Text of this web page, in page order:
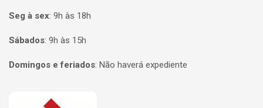
Seg à sex: 9h às 18h
Sábados: 9h às 15h
Domingos e feriados: Não haverá expediente
Página inicial